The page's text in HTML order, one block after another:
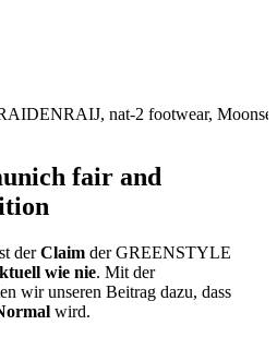
nat-2 footwear,
fair and
derClaim der GREENSTYLE
wie nie. Mit der
wir unseren Beitrag dazu, dass
wird.